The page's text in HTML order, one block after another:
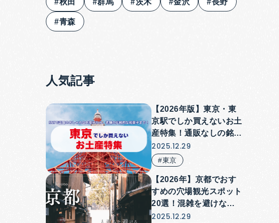
#秋田 #群馬 #茨木 #金沢 #長野
#青森
人気記事
【2026年版】東京・東
京駅でしか買えないお土
産特集！通販なしの銘菓
やお菓子以外の人気商品
も紹介！
2025.12.29
#東京
【2026年】京都でおす
すめの穴場観光スポット
20選！混雑を避けなが
ら楽しめる
2025.12.29